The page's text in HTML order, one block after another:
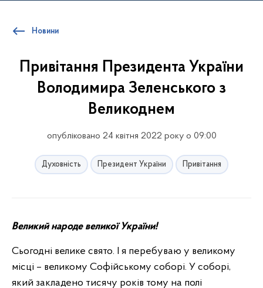
Новини
Привітання Президента України
Володимира Зеленського з
Великоднем
опубліковано 24 квітня 2022 року о 09:00
Духовність Президент України Привітання
Великий народе великої України!
Сьогодні велике свято. І я перебуваю у великому
місці – великому Софійському соборі. У соборі,
який закладено тисячу років тому на полі